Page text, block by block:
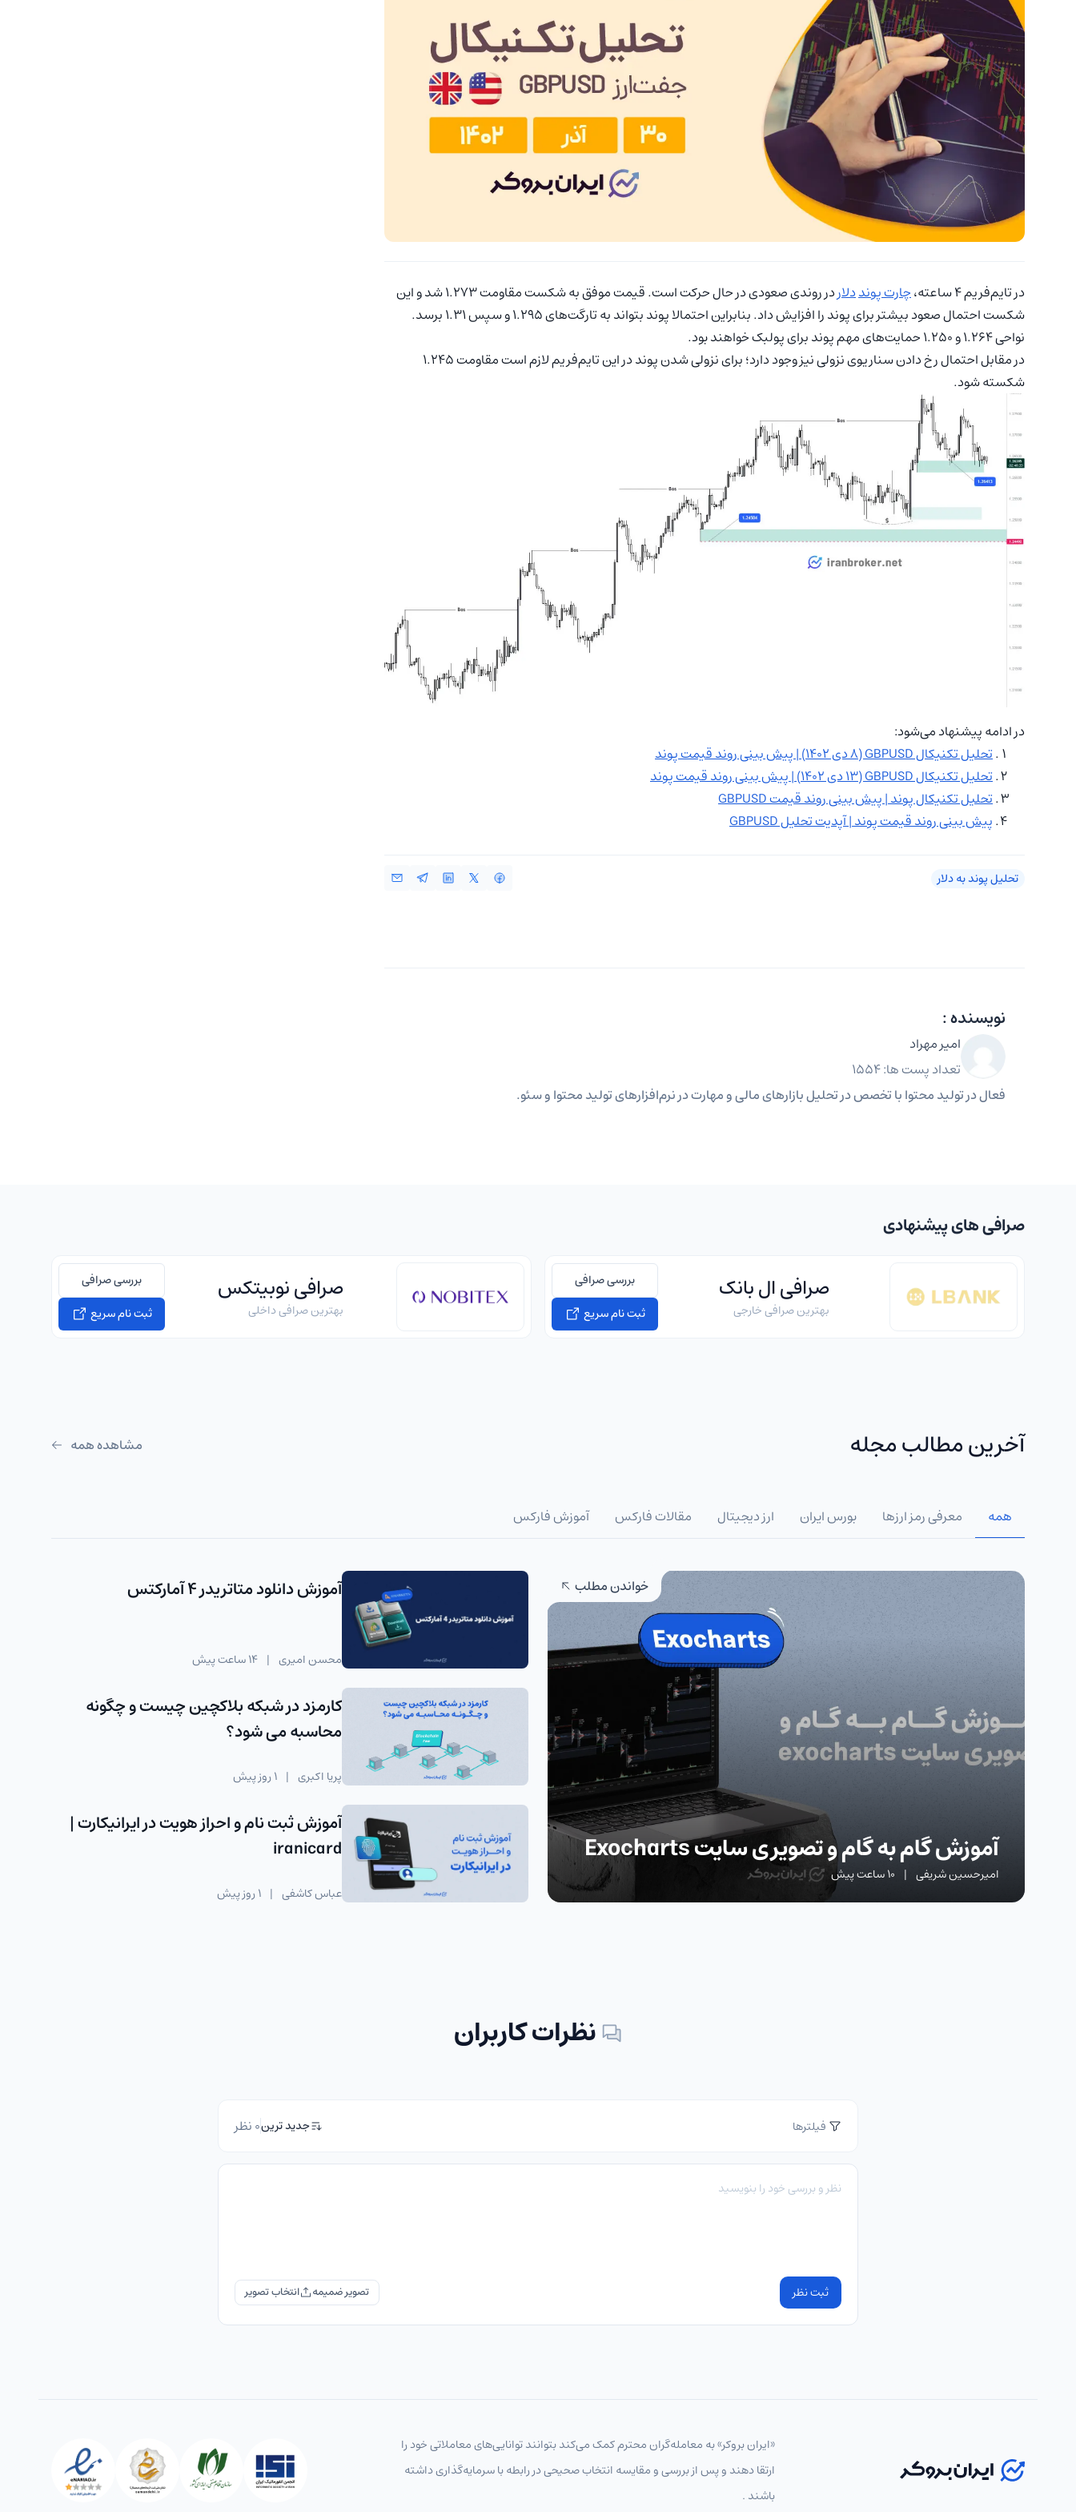
در تایم‌فریم ۴ ساعته، چارت پونددلار
در روندی صعودی در حال حرکت است. قیمت موفق به شکست مقاومت ۱.۲۷۳ شد و این
شکست احتمال صعود بیشتر برای پوند را افزایش داد. بنابراین احتمالا پوند بتواند به تارگت‌های ۱.۲۹۵ و سپس ۱.۳۱ برسد.
نواحی ۱.۲۶۴ و ۱.۲۵۰ حمایت‌های مهم پوند برای پولبک خواهند بود.
در مقابل احتمال رخ دادن سناریوی نزولی نیز وجود دارد؛ برای نزولی شدن پوند در این تایم‌فریم لازم است مقاومت ۱.۲۴۵
شکسته شود.
در ادامه پیشنهاد می‌شود:
تحلیل تکنیکال GBPUSD (۸ دی ۱۴۰۲) | پیش بینی روند قیمت پوند
تحلیل تکنیکال GBPUSD (۱۳ دی ۱۴۰۲) | پیش بینی روند قیمت پوند
تحلیل تکنیکال پوند | پیش بینی روند قیمت GBPUSD
پیش بینی روند قیمت پوند | آپدیت تحلیل GBPUSD
تحلیل پوند به دلار
نویسنده :
امیر مهراد
تعداد پست ها: 1554
فعال در تولید محتوا با تخصص در تحلیل بازارهای مالی و مهارت در نرم‌افزارهای تولید محتوا و سئو.
صرافی های پیشنهادی
صرافی ال بانک
بهترین صرافی خارجی
بررسی صرافی
ثبت نام سریع
صرافی نوبیتکس
بهترین صرافی داخلی
بررسی صرافی
ثبت نام سریع
آخرین مطالب مجله مشاهده همه
همه معرفی رمز ارزها بورس ایران ارز دیجیتال مقالات فارکس آموزش فارکس
آموزش گام به گام و تصویری سایت Exocharts
امیرحسین شریفی | 10 ساعت پیش
خواندن مطلب آموزش دانلود متاتریدر 4 آمارکتس
محسن امیری | 14 ساعت پیش
کارمزد در شبکه بلاکچین چیست و چگونه
محاسبه می شود؟
پریا اکبری | 1 روز پیش
آموزش ثبت نام و احراز هویت در ایرانیکارت |
iranicard
عباس کاشفی | 1 روز پیش
نظرات کاربران
فیلترها جدید ترین0 نظر
ثبت نظر تصویر ضمیمه
«ایران بروکر» به معامله‌گران محترم کمک می‌کند بتوانند توانایی‌های معاملاتی خود را
ارتقا دهند و پس از بررسی و مقایسه انتخاب‌ صحیحی در رابطه با سرمایه‌گذاری داشته
باشند .